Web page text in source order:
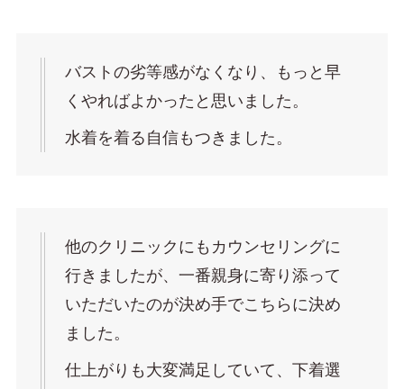
バストの劣等感がなくなり、もっと早
くやればよかったと思いました。
水着を着る自信もつきました。
他のクリニックにもカウンセリングに
行きましたが、一番親身に寄り添って
いただいたのが決め手でこちらに決め
ました。
仕上がりも大変満足していて、下着選